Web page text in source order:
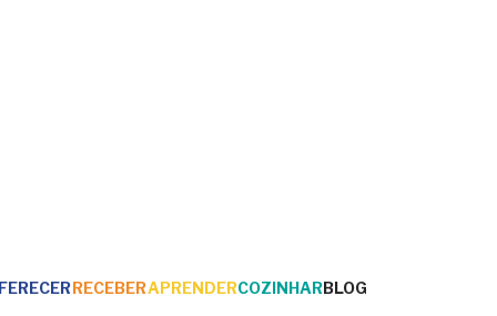
RECEBERAPRENDERCOZINHARBLOG